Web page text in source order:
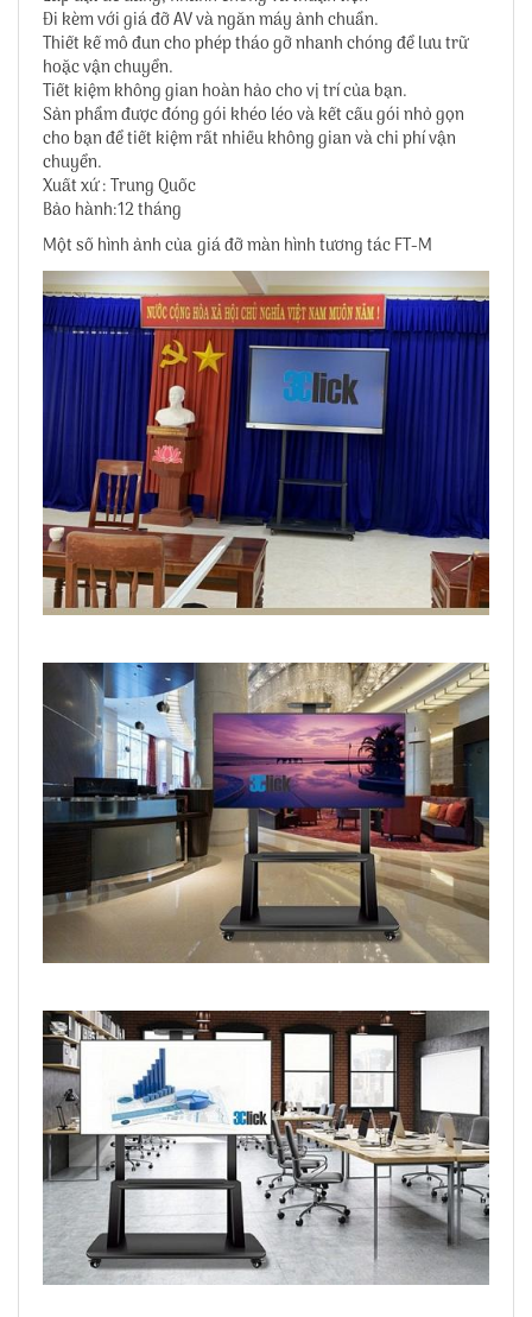
Đi kèm với giá đỡ AV và ngăn máy ảnh chuẩn.
Thiết kế mô đun cho phép tháo gỡ nhanh chóng để lưu trữ
hoặc vận chuyển.
Tiết kiệm không gian hoàn hảo cho vị trí của bạn.
Sản phẩm được đóng gói khéo léo và kết cấu gói nhỏ gọn
cho bạn để tiết kiệm rất nhiều không gian và chi phí vận
chuyển.
Xuất xứ : Trung Quốc
Bảo hành:12 tháng
Một số hình ảnh của giá đỡ màn hình tương tác FT-M